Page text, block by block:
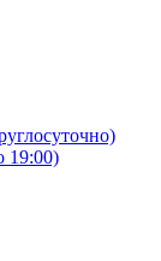
19:00)